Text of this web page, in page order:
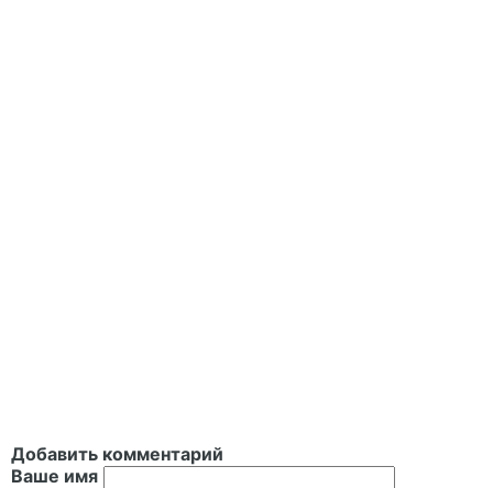
Добавить комментарий
Ваше имя